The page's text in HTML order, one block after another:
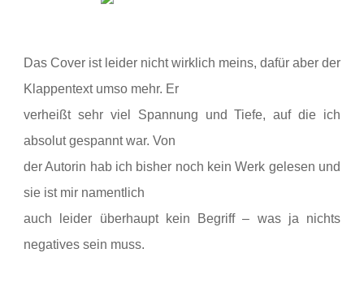
Das Cover ist leider nicht wirklich meins, dafür aber der
Klappentext umso mehr. Er
verheißt sehr viel Spannung und Tiefe, auf die ich
absolut gespannt war. Von
der Autorin hab ich bisher noch kein Werk gelesen und
sie ist mir namentlich
auch leider überhaupt kein Begriff – was ja nichts
negatives sein muss.